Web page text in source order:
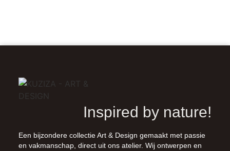
Inspired by nature!
Een bijzondere collectie Art & Design gemaakt met passie
en vakmanschap, direct uit ons atelier. Wij ontwerpen en